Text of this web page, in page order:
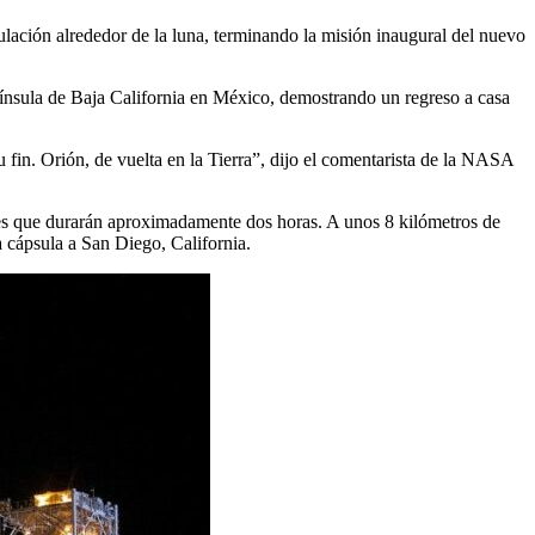
alrededor de la luna, terminando la misión inaugural del nuevo
de Baja California en México, demostrando un regreso a casa
Orión, de vuelta en la Tierra”, dijo el comentarista de la NASA
que durarán aproximadamente dos horas. A unos 8 kilómetros de
cápsula a San Diego, California.